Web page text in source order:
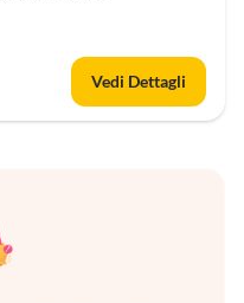
Vedi Dettagli